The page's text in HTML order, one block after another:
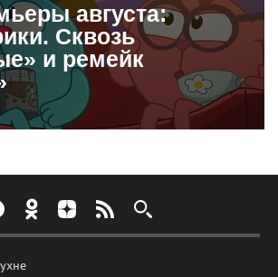
августа:
Сквозь
и ремейк